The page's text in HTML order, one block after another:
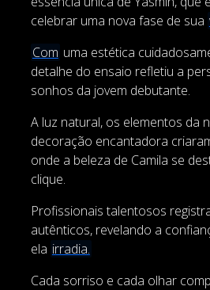
celebrar uma nova fase de sua
Com uma estética
detalhe do ensaio refletiu a
sonhos da jovem debutante.
A luz natural, os elementos da
decoração encantadora
onde a beleza de Camila se
clique.
Profissionais talentosos
autênticos, revelando a
ela irradia.
Cada sorriso e cada olhar